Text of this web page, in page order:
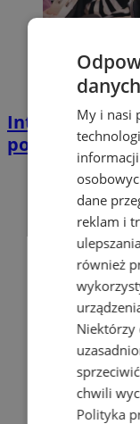
IntegrujeMY -
danych
My i nasi
dane
reklam i
również
Niektórzy
chwili
Polityka